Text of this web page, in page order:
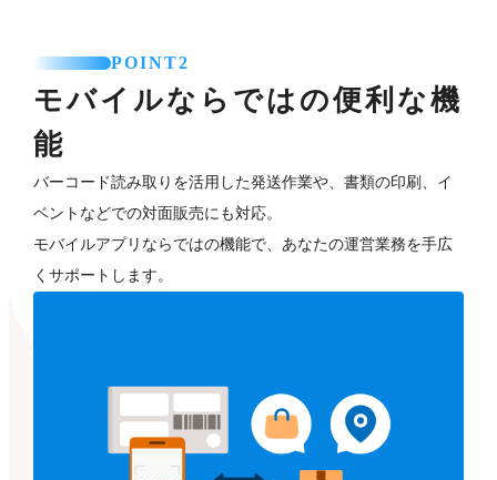
POINT2
モバイルならではの便利な機
能
バーコード読み取りを活用した発送作業や、書類の印刷、イ
ベントなどでの対面販売にも対応。
モバイルアプリならではの機能で、あなたの運営業務を手広
くサポートします。